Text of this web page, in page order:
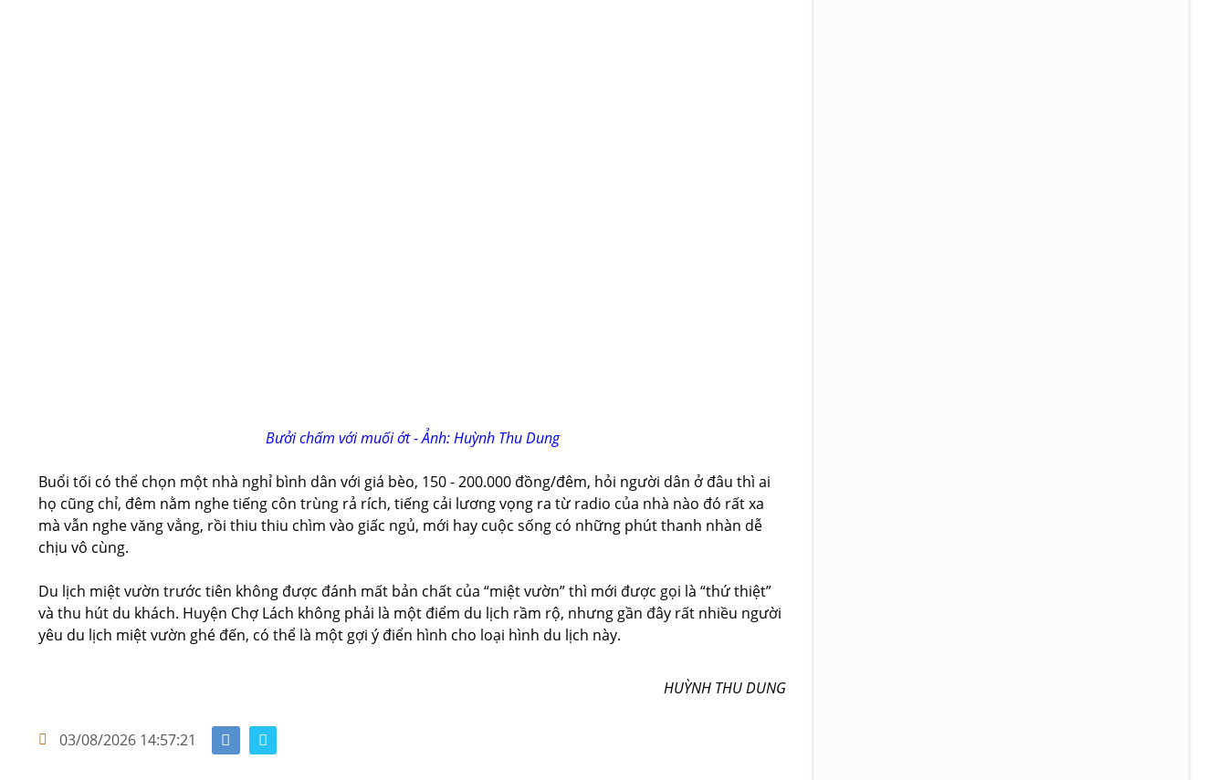
Bưởi chấm với muối ớt - Ảnh: Huỳnh Thu Dung
Buổi tối có thể chọn một nhà nghỉ bình dân với giá bèo, 150 - 200.000 đồng/đêm, hỏi người dân ở đâu thì ai
họ cũng chỉ, đêm nằm nghe tiếng côn trùng rả rích, tiếng cải lương vọng ra từ radio của nhà nào đó rất xa
mà vẫn nghe văng vẳng, rồi thiu thiu chìm vào giấc ngủ, mới hay cuộc sống có những phút thanh nhàn dễ
chịu vô cùng.
Du lịch miệt vườn trước tiên không được đánh mất bản chất của “miệt vườn” thì mới được gọi là “thứ thiệt”
và thu hút du khách. Huyện Chợ Lách không phải là một điểm du lịch rầm rộ, nhưng gần đây rất nhiều người
yêu du lịch miệt vườn ghé đến, có thể là một gợi ý điển hình cho loại hình du lịch này.
HUỲNH THU DUNG
03/08/2026 14:57:21